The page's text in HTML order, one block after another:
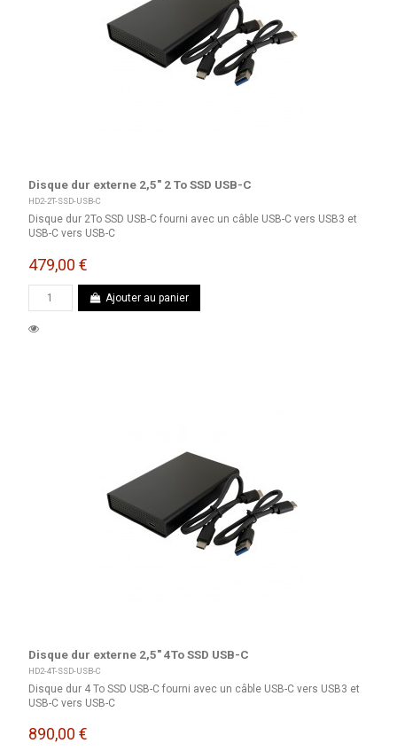
Disque dur externe 2,5" 2 To SSD USB-C
HD2-2T-SSD-USB-C
Disque dur 2To SSD USB-C fourni avec un câble USB-C vers USB3 et
USB-C vers USB-C
479,00 €
Ajouter au panier
Disque dur externe 2,5" 4To SSD USB-C
HD2-4T-SSD-USB-C
Disque dur 4 To SSD USB-C fourni avec un câble USB-C vers USB3 et
USB-C vers USB-C
890,00 €